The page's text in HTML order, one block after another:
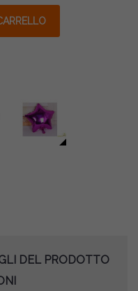
DEL PRODOTTO